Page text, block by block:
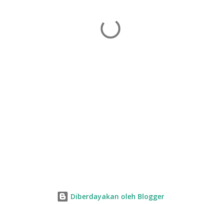
Diberdayakan oleh Blogger